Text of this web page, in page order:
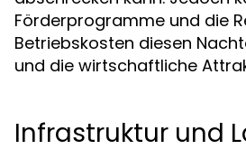
Förderprogramme und die
Betriebskosten diesen
und die wirtschaftliche
Infrastruktur und